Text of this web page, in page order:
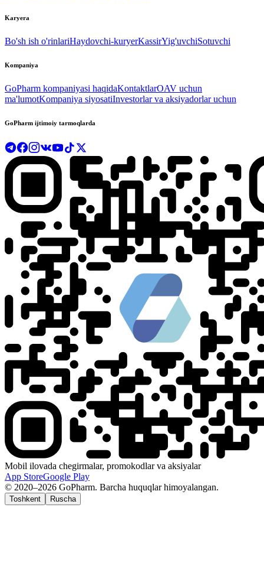
Karyera
Bo'sh ish o'rinlariHaydovchi-kuryerKassirYig'uvchiSotuvchi
Kompaniya
GoPharm kompaniyasi haqidaKontaktlarOAV uchun
ma'lumotKompaniya siyosatiInvestorlar va aksiyadorlar uchun
GoPharm ijtimoiy tarmoqlarda
Mobil ilovada chegirmalar, promokodlar va aksiyalar
App StoreGoogle Play
© 2020–2026 GoPharm. Barcha huquqlar himoyalangan.
Toshkent Ruscha